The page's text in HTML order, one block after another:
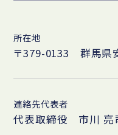
所在地
〒379-0133 群馬県
連絡先代表者
代表取締役 市川 亮